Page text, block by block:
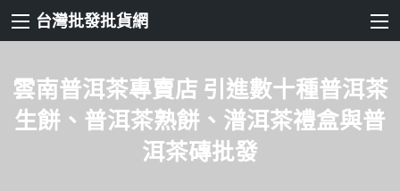
台灣批發批貨網
雲南普洱茶專賣店 引進數十種普洱茶
生餅、普洱茶熟餅、潽洱茶禮盒與普
洱茶磚批發